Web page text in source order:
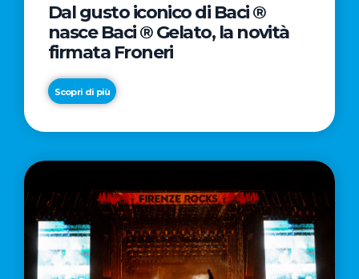
Dal gusto iconico di Baci ®
nasce Baci ® Gelato, la novità
firmata Froneri
Scopri di più